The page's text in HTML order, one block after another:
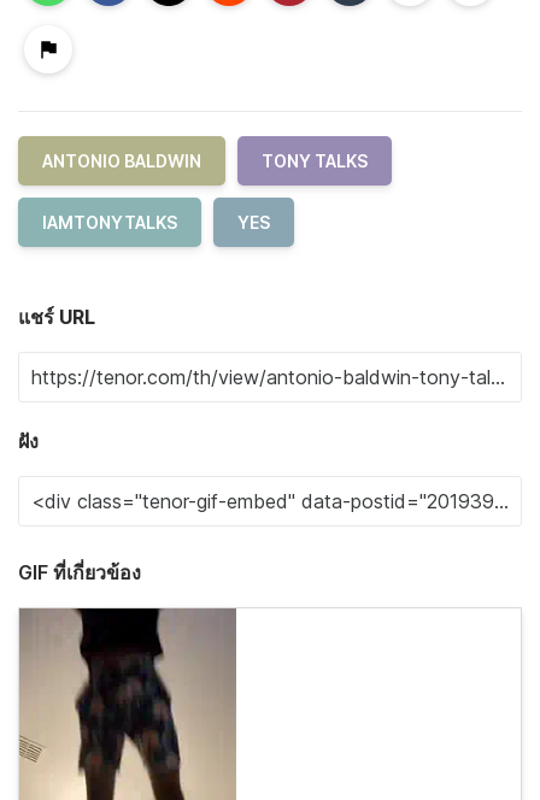
ANTONIO BALDWIN TONY TALKS
IAMTONYTALKS YES
แชร์ URL
ฝัง
GIF ที่เกี่ยวข้อง